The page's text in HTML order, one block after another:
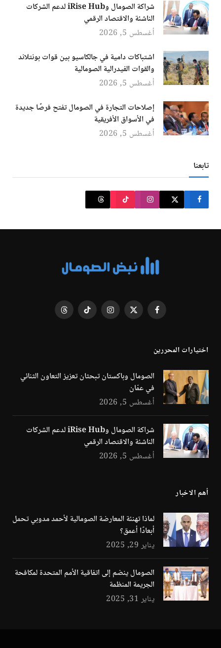
شراكة الصومال وiRise Hub لدعم الشركات
الناشئة والاقتصاد الرقمي
أغسطس 5, 2026
اشتباكات دامية في جالكاسيو بين قوات بونتلاند
والقوات الفيدرالية الصومالية
أغسطس 5, 2026
إصلاحات التجارة في الصومال تفتح فرصًا جديدة
في الأسواق الأفريقية
أغسطس 5, 2026
تابعنا
فيسبوك X
الانستغرامتيكتوك Threads
اختيارات المحررين
الصومال وباكستان تبحثان تعزيز التعاون الثنائي
في عمّان
أغسطس 5, 2026
شراكة الصومال وiRise Hub لدعم الشركات
الناشئة والاقتصاد الرقمي
أغسطس 5, 2026
أهم الاخبار
لماذا تهنئة المعارضة الصومالية لأحمد مدوبي تحمل
أبعادًا أعمق؟
يناير 29, 2025
الصومال ينضم إلى اتفاقية الأمم المتحدة لمكافحة
الجريمة المنظمة
يناير 31, 2025